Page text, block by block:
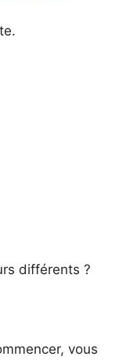
différents ?
vous